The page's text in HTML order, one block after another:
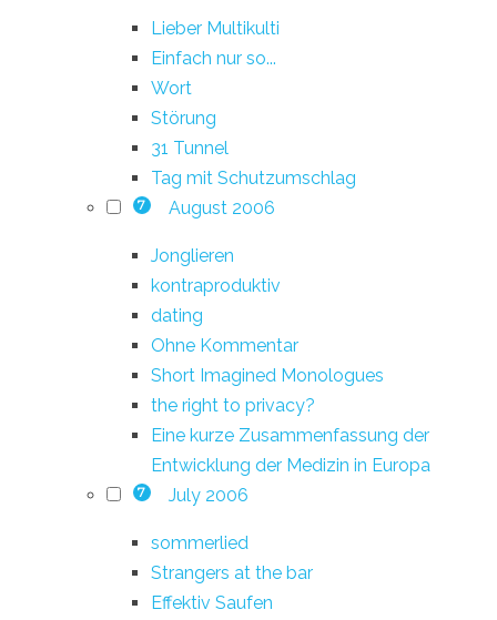
Lieber Multikulti
Einfach nur so...
Wort
Störung
31 Tunnel
Tag mit Schutzumschlag
7 August 2006
Jonglieren
kontraproduktiv
dating
Ohne Kommentar
Short Imagined Monologues
the right to privacy?
Eine kurze Zusammenfassung der
Entwicklung der Medizin in Europa
7 July 2006
sommerlied
Strangers at the bar
Effektiv Saufen